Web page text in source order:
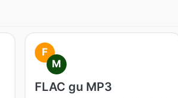
F
M
FLAC gu MP3